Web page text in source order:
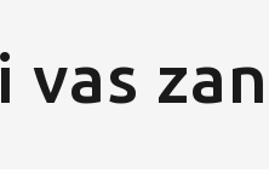
vas